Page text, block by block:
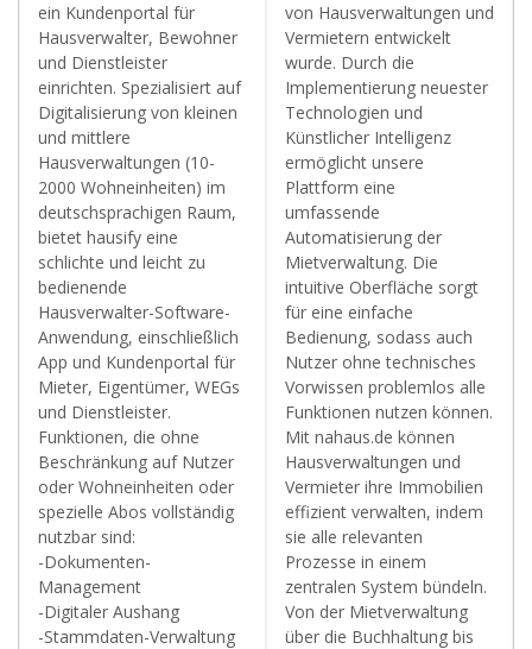
ein Kundenportal für
Hausverwalter, Bewohner
und Dienstleister
einrichten. Spezialisiert auf
Digitalisierung von kleinen
und mittlere
Hausverwaltungen (10-
2000 Wohneinheiten) im
deutschsprachigen Raum,
bietet hausify eine
schlichte und leicht zu
bedienende
Hausverwalter-Software-
Anwendung, einschließlich
App und Kundenportal für
Mieter, Eigentümer, WEGs
und Dienstleister.
Funktionen, die ohne
Beschränkung auf Nutzer
oder Wohneinheiten oder
spezielle Abos vollständig
nutzbar sind:
-Dokumenten-
Management
-Digitaler Aushang
-Stammdaten-Verwaltung
von Hausverwaltungen und
Vermietern entwickelt
wurde. Durch die
Implementierung neuester
Technologien und
Künstlicher Intelligenz
ermöglicht unsere
Plattform eine
umfassende
Automatisierung der
Mietverwaltung. Die
intuitive Oberfläche sorgt
für eine einfache
Bedienung, sodass auch
Nutzer ohne technisches
Vorwissen problemlos alle
Funktionen nutzen können.
Mit nahaus.de können
Hausverwaltungen und
Vermieter ihre Immobilien
effizient verwalten, indem
sie alle relevanten
Prozesse in einem
zentralen System bündeln.
Von der Mietverwaltung
über die Buchhaltung bis